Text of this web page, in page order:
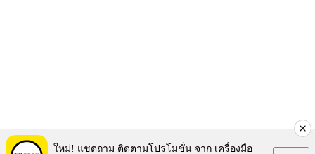
ใหม่! แชตถาม ติดตามโปรโมชั่น จาก เครื่องมือ